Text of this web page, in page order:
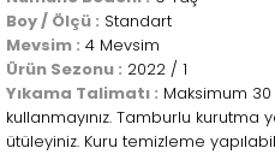
Boy / Ölçü : Standart
Mevsim : 4 Mevsim
Ürün Sezonu : 2022 / 1
Yıkama Talimatı : Maksimum 30
kullanmayınız. Tamburlu kurutma
ütüleyiniz. Kuru temizleme